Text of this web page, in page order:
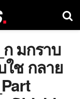
มกราบ
ใช กลาย